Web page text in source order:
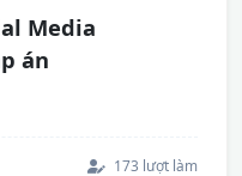
Media
án
173 lượt làm